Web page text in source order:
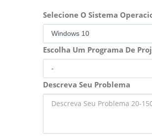
Selecione O Sistema
Escolha Um Programa De
Descreva Seu Problema